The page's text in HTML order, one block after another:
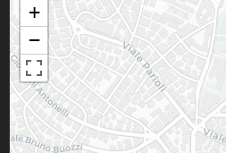
+
−